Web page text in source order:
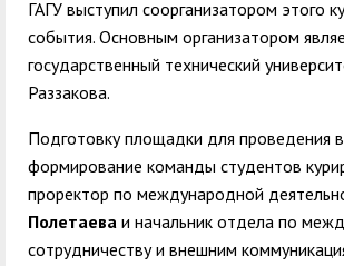
ГАГУ выступил соорганизатором этого
события. Основным организатором
государственный технический
Раззакова.
Подготовку площадки для проведения
формирование команды студентов
проректор по международной
Полетаева и начальник отдела по
сотрудничеству и внешним